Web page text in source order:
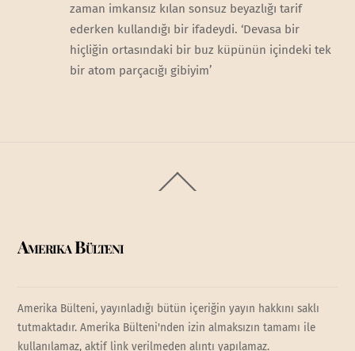
zaman imkansız kılan sonsuz beyazlığı tarif
ederken kullandığı bir ifadeydi. ‘Devasa bir
hiçliğin ortasındaki bir buz küpünün içindeki tek
bir atom parçacığı gibiyim’
To
Amerika Bülteni
Amerika Bülteni, yayınladığı bütün içeriğin yayın hakkını saklı
tutmaktadır. Amerika Bülteni'nden izin almaksızın tamamı ile
kullanılamaz, aktif link verilmeden alıntı yapılamaz.